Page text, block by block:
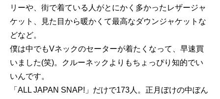
リーや、街で着ている人がとにかく多かったレザージャ
ケット、見た目から暖かくて最高なダウンジャケットな
どなど。
僕は中でもVネックのセーターが着たくなって、早速買
いました(笑)。クルーネックよりもちょっぴり知的でい
いんです。
「ALL JAPAN SNAP!」だけで173人。正月ぼけの中ぼん